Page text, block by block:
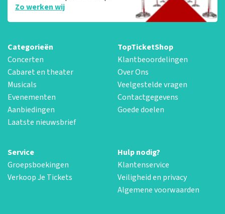
Zo werken wij
Categorieën
Concerten
Cabaret en theater
Musicals
Evenementen
Aanbiedingen
Laatste nieuwsbrief
TopTicketShop
Klantbeoordelingen
Over Ons
Veelgestelde vragen
Contactgegevens
Goede doelen
Service
Groepsboekingen
Verkoop Je Tickets
Hulp nodig?
Klantenservice
Veiligheid en privacy
Algemene voorwaarden